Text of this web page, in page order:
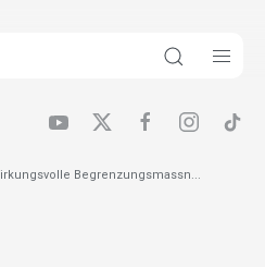
Begrenzungsmassn...